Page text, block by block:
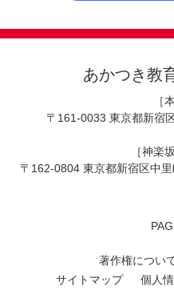
あかつき教
［
〒161-0033 東京都新宿
［神楽
〒162-0804 東京都新宿区中
著作権につい
個人
サイトマップ